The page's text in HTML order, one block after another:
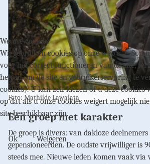
Foto: Mathilde Lawalata
Een groep met karakter
De groep is divers: van dakloze
gepensioneerden. De oudste vrijwilliger is
steeds mee. Nieuwe leden komen vaak via
We use cookies
Wij gebruiken cookies op onze web site.
voor het correct functioneren van de site,
helpen om de site en gebruikerservaring te
cookies). U kan zelf kiezen of u deze cookies
op dat als u onze cookies weigert mogelijk
site beschikbaar zijn.
Ok Weigeren